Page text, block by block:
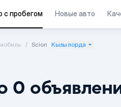
с пробегом Новые авто
Scion Кызылорда
0